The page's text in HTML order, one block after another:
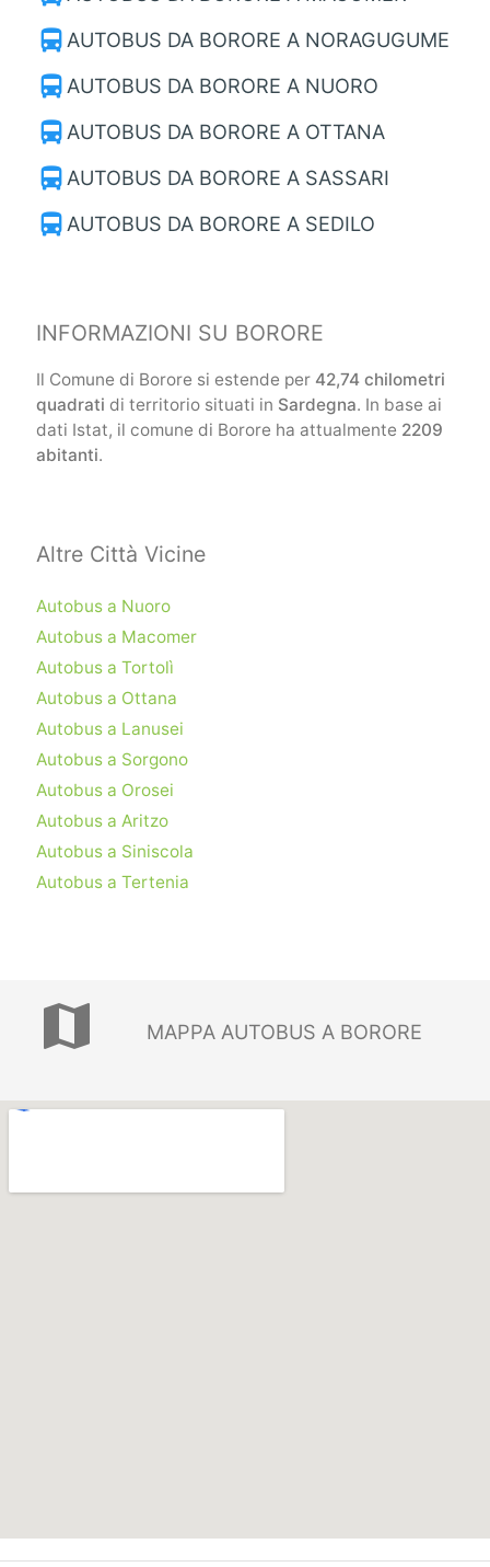
directions_bus AUTOBUS DA BORORE A NORAGUGUME
directions_bus AUTOBUS DA BORORE A NUORO
directions_bus AUTOBUS DA BORORE A OTTANA
directions_bus AUTOBUS DA BORORE A SASSARI
directions_bus AUTOBUS DA BORORE A SEDILO
INFORMAZIONI SU BORORE
Il Comune di Borore si estende per 42,74 chilometri
quadrati di territorio situati in Sardegna. In base ai
dati Istat, il comune di Borore ha attualmente 2209
abitanti.
Altre Città Vicine
Autobus a Nuoro
Autobus a Macomer
Autobus a Tortolì
Autobus a Ottana
Autobus a Lanusei
Autobus a Sorgono
Autobus a Orosei
Autobus a Aritzo
Autobus a Siniscola
Autobus a Tertenia
map MAPPA AUTOBUS A BORORE